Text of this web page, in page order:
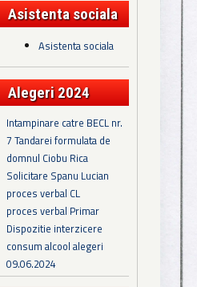
Asistenta sociala
Asistenta sociala
Alegeri 2024
Intampinare catre BECL nr.
7 Tandarei formulata de
domnul Ciobu Rica
Solicitare Spanu Lucian
proces verbal CL
proces verbal Primar
Dispozitie interzicere
consum alcool alegeri
09.06.2024